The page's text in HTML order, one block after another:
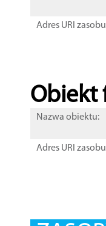
Adres URI
Obiekt
Nazwa obiektu:
Adres URI